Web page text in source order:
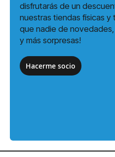
disfrutarás de un
nuestras tiendas físicas y
que nadie de
y más sorpresas!
Hacerme socio